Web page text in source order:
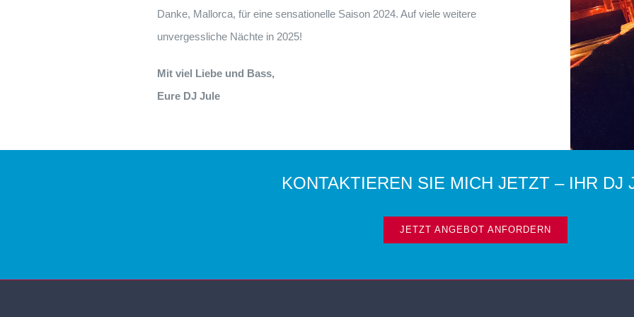
Danke, Mallorca, für eine sensationelle Saison 2024. Auf viele weitere
unvergessliche Nächte in 2025!
Mit viel Liebe und Bass,
Eure DJ Jule
KONTAKTIEREN SIE MICH JETZT – IHR DJ
JETZT ANGEBOT ANFORDERN